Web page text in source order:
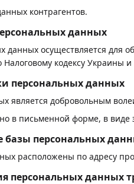
контрагентов.
данных
данных осуществляется для
Налоговому кодексу
персональных данных
является добровольным
в письменной форме, в виде
базы персональных
расположены по адресу
персональных данных